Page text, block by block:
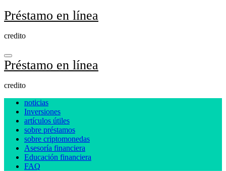
Ir
al
Préstamo en línea
credito
Préstamo en línea
credito
noticias
Inversiones
artículos útiles
sobre préstamos
sobre criptomonedas
Asesoría financiera
Educación financiera
FAQ